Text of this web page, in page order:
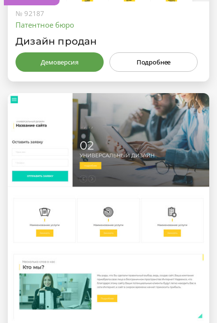
№ 92187
Патентное бюро
Дизайн продан
Демоверсия Подробнее